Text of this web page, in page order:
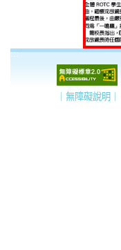
:::
｜無障礙說明｜